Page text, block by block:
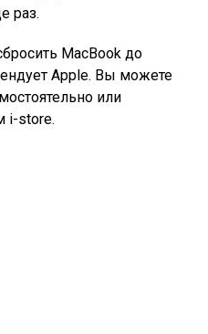
раз.
MacBook до
Apple. Вы можете
или
i-store.